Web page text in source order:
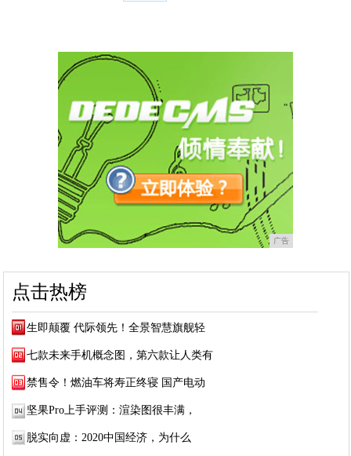
广告
点击热榜
生即颠覆 代际领先！全景智慧旗舰轻
七款未来手机概念图，第六款让人类有
禁售令！燃油车将寿正终寝 国产电动
坚果Pro上手评测：渲染图很丰满，
脱实向虚：2020中国经济，为什么